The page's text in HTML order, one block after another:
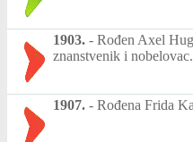
1903. - Rođen Axel
znanstvenik i nobelovac.
1907. - Rođena Frida